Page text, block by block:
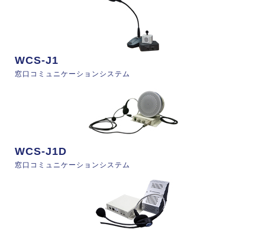
WCS-J1
窓口コミュニケーションシステム
WCS-J1D
窓口コミュニケーションシステム